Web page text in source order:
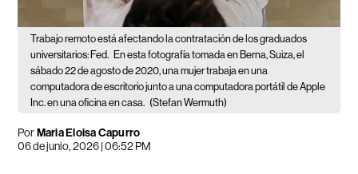
Trabajo remoto está afectando la contratación de los graduados
universitarios: Fed. En esta fotografía tomada en Berna, Suiza, el
sábado 22 de agosto de 2020, una mujer trabaja en una
computadora de escritorio junto a una computadora portátil de Apple
Inc. en una oficina en casa. (Stefan Wermuth)
PorMaria Eloisa Capurro
06 de junio, 2026 | 06:52 PM